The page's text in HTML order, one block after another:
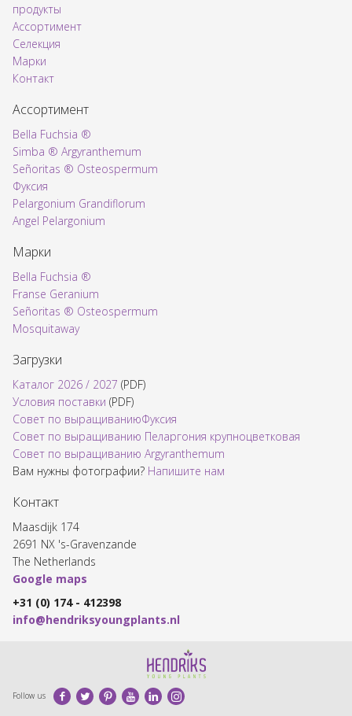
продукты
Ассортимент
Voorpagina
Селекция
Марки
Контакт
Ассортимент
Bella Fuchsia ®
Simba ® Argyranthemum
Señoritas ® Osteospermum
Фуксия
Pelargonium Grandiflorum
Angel Pelargonium
Марки
Bella Fuchsia ®
Franse Geranium
Señoritas ® Osteospermum
Mosquitaway
Загрузки
Каталог 2026 / 2027 (PDF)
Условия поставки (PDF)
Совет по выращиваниюФуксия
Совет по выращиванию Пеларгония крупноцветковая
Совет по выращиванию Argyranthemum
Вам нужны фотографии? Напишите нам​
Контакт
Maasdijk 174
2691 NX 's-Gravenzande
The Netherlands
Google maps
+31 (0) 174 - 412398
info@hendriksyoungplants.nl
Follow us Facebook
TwitterPinterestYoutubeLinkedInInstagram